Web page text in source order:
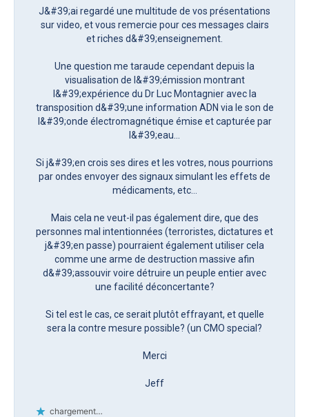
J&#39;ai regardé une multitude de vos présentations
sur video, et vous remercie pour ces messages clairs
et riches d&#39;enseignement.
Une question me taraude cependant depuis la
visualisation de l&#39;émission montrant
l&#39;expérience du Dr Luc Montagnier avec la
transposition d&#39;une information ADN via le son de
l&#39;onde électromagnétique émise et capturée par
l&#39;eau…
Si j&#39;en crois ses dires et les votres, nous pourrions
par ondes envoyer des signaux simulant les effets de
médicaments, etc…
Mais cela ne veut-il pas également dire, que des
personnes mal intentionnées (terroristes, dictatures et
j&#39;en passe) pourraient également utiliser cela
comme une arme de destruction massive afin
d&#39;assouvir voire détruire un peuple entier avec
une facilité déconcertante?
Si tel est le cas, ce serait plutôt effrayant, et quelle
sera la contre mesure possible? (un CMO special?
Merci
Jeff
chargement…